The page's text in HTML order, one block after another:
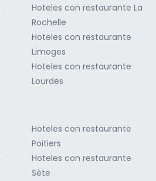
Hoteles con restaurante La
Rochelle
Hoteles con restaurante
Limoges
Hoteles con restaurante
Lourdes
Hoteles con restaurante
Poitiers
Hoteles con restaurante
Sète